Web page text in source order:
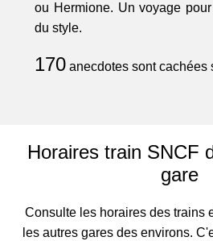
ou Hermione. Un voyage
du style.
170anecdotes sont cachées
Horaires train SNCF
gare
Consulte les horaires des trains
les autres gares des environs.